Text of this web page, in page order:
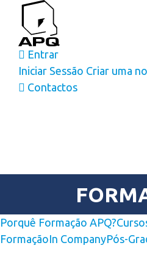
content
Entrar
Iniciar Sessão Criar uma
Contactos
Porquê Formação APQ?
FormaçãoIn CompanyPós-